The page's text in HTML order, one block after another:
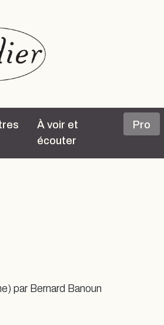
À voir et
écouter
Pro
par Bernard Banoun